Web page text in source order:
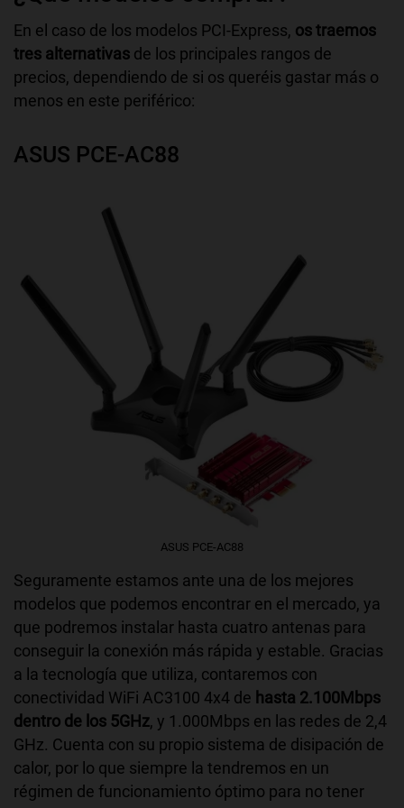
En el caso de los modelos PCI-Express, os traemos
tres alternativas de los principales rangos de
precios, dependiendo de si os queréis gastar más o
menos en este periférico:
ASUS PCE-AC88
ASUS PCE-AC88
Seguramente estamos ante una de los mejores
modelos que podemos encontrar en el mercado, ya
que podremos instalar hasta cuatro antenas para
conseguir la conexión más rápida y estable. Gracias
a la tecnología que utiliza, contaremos con
conectividad WiFi AC3100 4x4 de hasta 2.100Mbps
dentro de los 5GHz, y 1.000Mbps en las redes de 2,4
GHz. Cuenta con su propio sistema de disipación de
calor, por lo que siempre la tendremos en un
régimen de funcionamiento óptimo para no tener